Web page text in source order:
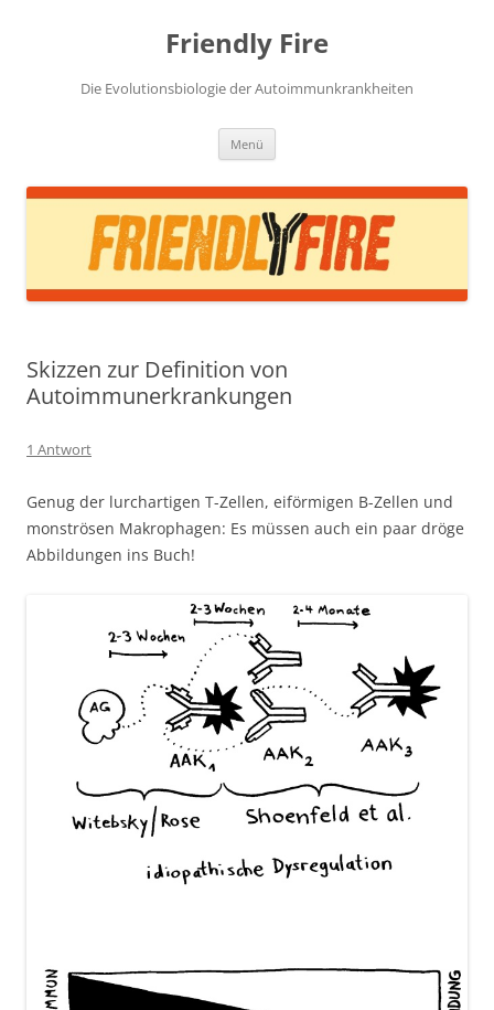
Friendly Fire
Die Evolutionsbiologie der Autoimmunkrankheiten
Menü
Skizzen zur Definition von
Autoimmunerkrankungen
1 Antwort
Genug der lurchartigen T-Zellen, eiförmigen B-Zellen und
monströsen Makrophagen: Es müssen auch ein paar dröge
Abbildungen ins Buch!